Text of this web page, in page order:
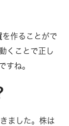
を作ることがで
くことで正し
すね。
ました。株は